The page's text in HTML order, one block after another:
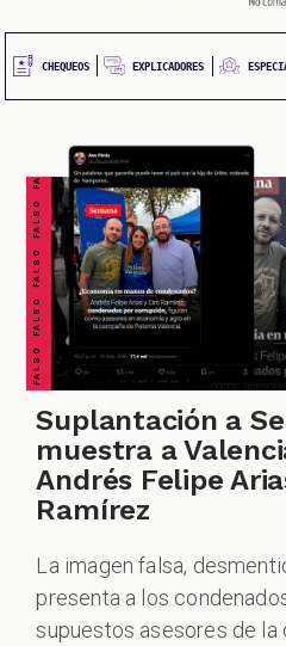
CHEQUEOS EXPLICADORES
FALSO FALSO FALSO FALSO FALSO FALSO FALSO
Suplantación a
muestra a
Andrés Felipe
Ramírez
La imagen falsa,
presenta a los
supuestos asesores de